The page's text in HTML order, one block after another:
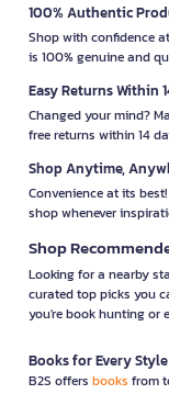
100% Authentic
Shop with confidence
is 100% genuine and
Easy Returns Within
Changed your mind?
free returns within 14
Shop Anytime,
Convenience at its
shop whenever
Shop
Looking for a nearby
curated top picks you
you're book hunting or
Books for Every
B2S offers books from